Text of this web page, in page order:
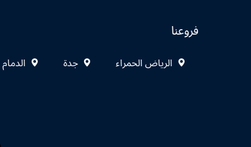
فروعنا
الرياض الحمراء جدة الدمام